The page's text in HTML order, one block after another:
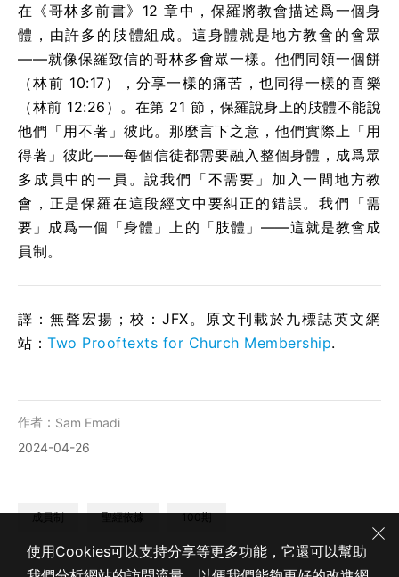
在《哥林多前書》12 章中，保羅將教會描述爲一個身
體，由許多的肢體組成。這身體就是地方教會的會眾
——就像保羅致信的哥林多會眾一樣。他們同領一個餅
（林前 10:17），分享一樣的痛苦，也同得一樣的喜樂
（林前 12:26）。在第 21 節，保羅說身上的肢體不能說
他們「用不著」彼此。那麼言下之意，他們實際上「用
得著」彼此——每個信徒都需要融入整個身體，成爲眾
多成員中的一員。說我們「不需要」加入一間地方教
會，正是保羅在這段經文中要糾正的錯誤。我們「需
要」成爲一個「身體」上的「肢體」——這就是教會成
員制。
譯：無聲宏揚；校：JFX。原文刊載於九標誌英文網
站： Two Prooftexts for Church Membership.
作者： Sam Emadi
2024-04-26
成員制 聖經依據 100期
使用Cookies可以支持分享等更多功能，它還可以幫助